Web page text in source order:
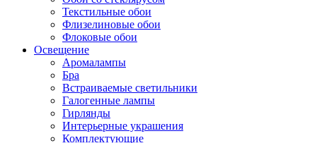
Текстильные обои
Флизелиновые обои
Флоковые обои
Освещение
Аромалампы
Бра
Встраиваемые светильники
Галогенные лампы
Гирлянды
Интерьерные украшения
Комплектующие